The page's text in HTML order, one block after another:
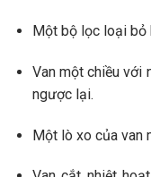
Một bộ lọc loại bỏ
Van một chiều với
ngược lại.
Một lò xo của van